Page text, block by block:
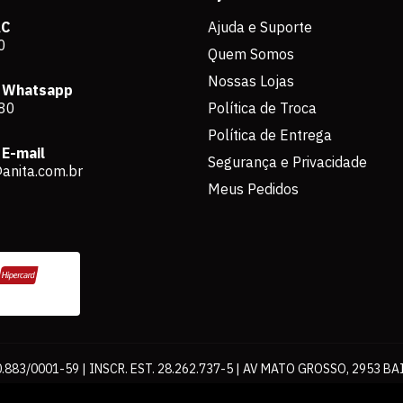
mail
Ajuda e Suporte
Quem Somos
Nossas Lojas
Política de Troca
Política de Entrega
Segurança e Privacidade
Meus Pedidos
0001-59 | INSCR. EST. 28.262.737-5 | AV MATO GROSSO, 2953